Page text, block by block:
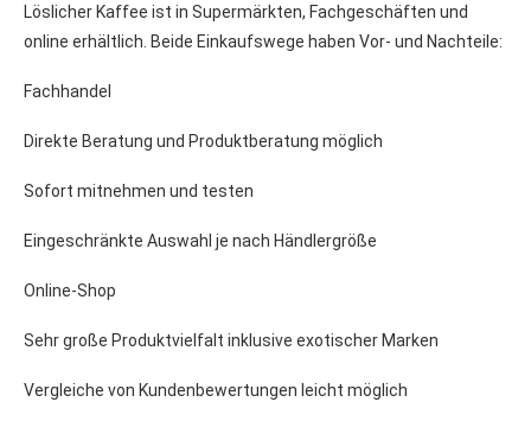
Löslicher Kaffee ist in Supermärkten, Fachgeschäften und
online erhältlich. Beide Einkaufswege haben Vor- und Nachteile:
Fachhandel
Direkte Beratung und Produktberatung möglich
Sofort mitnehmen und testen
Eingeschränkte Auswahl je nach Händlergröße
Online-Shop
Sehr große Produktvielfalt inklusive exotischer Marken
Vergleiche von Kundenbewertungen leicht möglich